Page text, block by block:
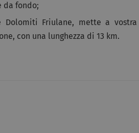
da fondo;
Friulane, mette a vostra
con una lunghezza di 13 km.